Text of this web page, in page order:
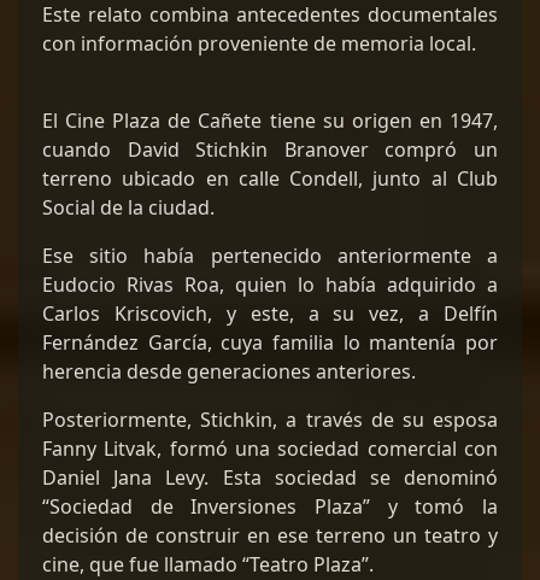
Este relato combina antecedentes documentales
con información proveniente de memoria local.
El Cine Plaza de Cañete tiene su origen en 1947,
cuando David Stichkin Branover compró un
terreno ubicado en calle Condell, junto al Club
Social de la ciudad.
Ese sitio había pertenecido anteriormente a
Eudocio Rivas Roa, quien lo había adquirido a
Carlos Kriscovich, y este, a su vez, a Delfín
Fernández García, cuya familia lo mantenía por
herencia desde generaciones anteriores.
Posteriormente, Stichkin, a través de su esposa
Fanny Litvak, formó una sociedad comercial con
Daniel Jana Levy. Esta sociedad se denominó
“Sociedad de Inversiones Plaza” y tomó la
decisión de construir en ese terreno un teatro y
cine, que fue llamado “Teatro Plaza”.